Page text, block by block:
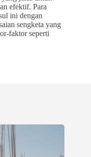
efektif. Para
ini dengan
sengketa yang
faktor seperti